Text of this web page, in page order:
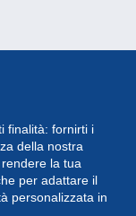
finalità: fornirti i
della nostra
la tua
per adattare il
personalizzata in